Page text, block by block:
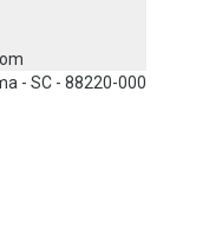
- SC - 88220-000